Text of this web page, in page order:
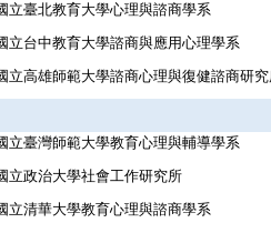
立臺北教育大學心理與諮商學系
立台中教育大學諮商與應用心理學系
立高雄師範大學諮商心理與復健諮商研
立臺灣師範大學教育心理與輔導學系
立政治大學社會工作研究所
立清華大學教育心理與諮商學系